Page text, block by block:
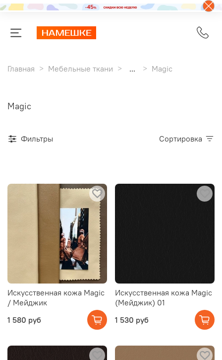
Главная Мебельные ткани ... Magic
Magic
Фильтры Сортировка
Искусственная кожа Magic
/ Мейджик
1 580 руб
Искусственная кожа Magic
(Мейджик) 01
1 530 руб